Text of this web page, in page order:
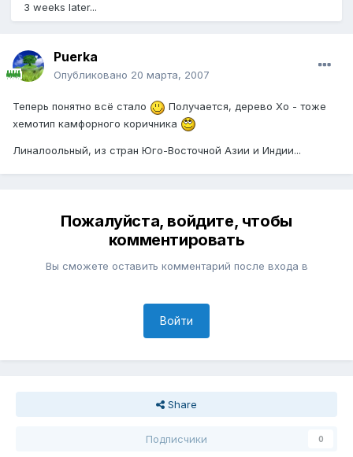
3 weeks later...
Puerka
Опубликовано 20 марта, 2007
Теперь понятно всё стало
Получается, дерево Хо - тоже
хемотип камфорного коричника
Линалоольный, из стран Юго-Восточной Азии и Индии...
Пожалуйста, войдите, чтобы
комментировать
Вы сможете оставить комментарий после входа в
Войти
Share
Подписчики 0